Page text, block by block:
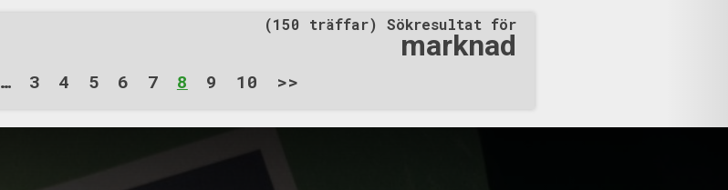
uppskattning med lyckoönskningar. När aktiviteten flutit på en tid, bröt skaran av
motståndsmän upp för att med fanorna i topp påbörja en gående
flygbladsutdelning längs Drottninggatan. Nästa stopp för dagen var den
(150 träffar) Sökresultat för
marknad
… 3 4 5 6 7 8 9 10 >>